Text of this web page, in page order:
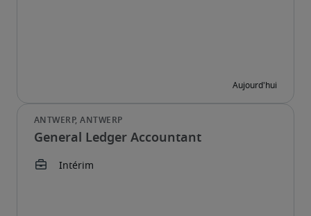
General Ledger Accountant